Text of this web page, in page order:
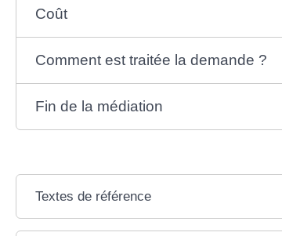
Coût
Comment est traitée la demande ?
Fin de la médiation
Textes de référence